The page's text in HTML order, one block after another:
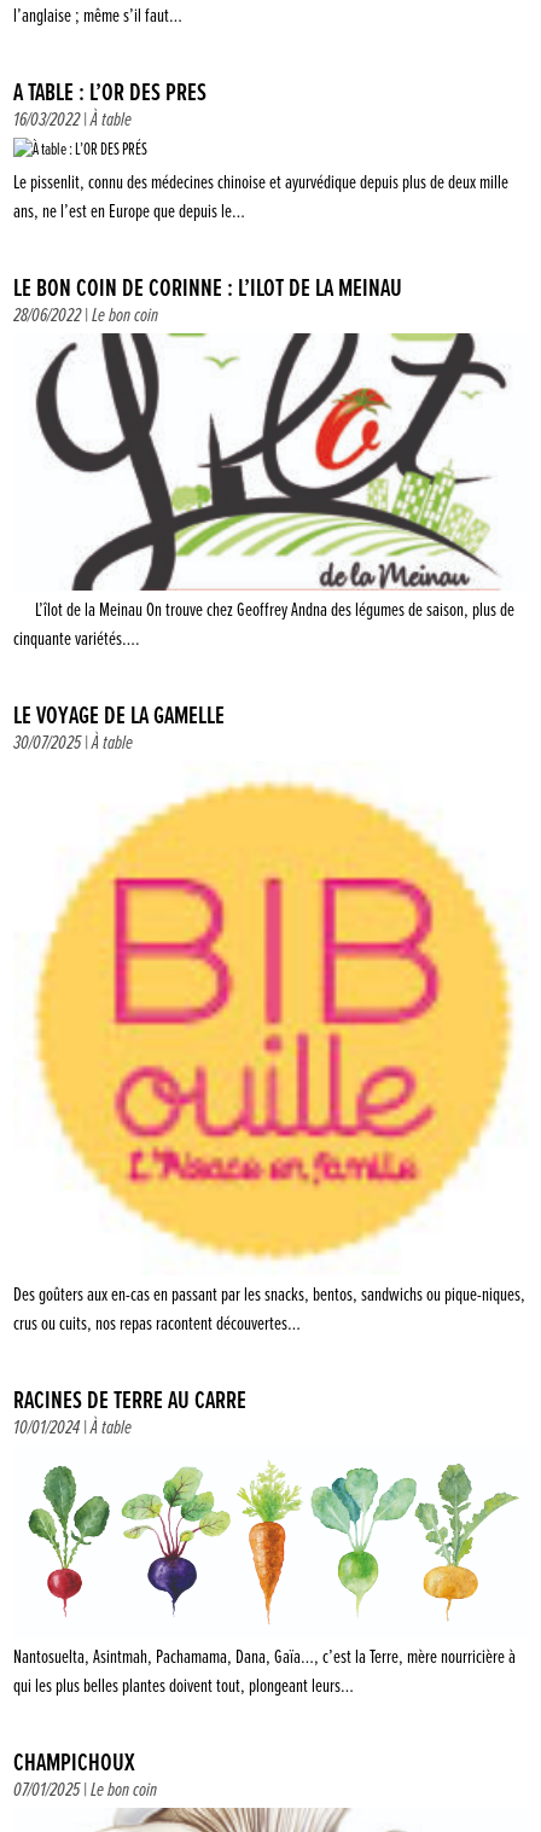
l’anglaise ; même s’il faut…
À TABLE : L’OR DES PRÉS
16/03/2022 |À table
Le pissenlit, connu des médecines chinoise et ayurvédique depuis plus de deux mille
ans, ne l’est en Europe que depuis le…
LE BON COIN DE CORINNE : L’ÎLOT DE LA MEINAU
28/06/2022 |Le bon coin
L’îlot de la Meinau On trouve chez Geoffrey Andna des légumes de saison, plus de
cinquante variétés….
LE VOYAGE DE LA GAMELLE
30/07/2025 |À table
Des goûters aux en-cas en passant par les snacks, bentos, sandwichs ou pique-niques,
crus ou cuits, nos repas racontent découvertes…
RACINES DE TERRE AU CARRÉ
10/01/2024 |À table
Nantosuelta, Asintmah, Pachamama, Dana, Gaïa…, c’est la Terre, mère nourricière à
qui les plus belles plantes doivent tout, plongeant leurs…
CHAMPICHOUX
07/01/2025 |Le bon coin